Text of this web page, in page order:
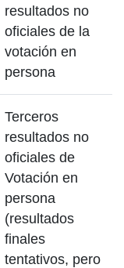
resultados no
oficiales de la
votación en
persona
Terceros
resultados no
oficiales de
Votación en
persona
(resultados
finales
tentativos, pero